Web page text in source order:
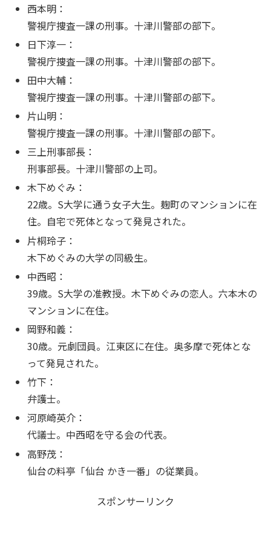
西本明：
警視庁捜査一課の刑事。十津川警部の部下。
日下淳一：
警視庁捜査一課の刑事。十津川警部の部下。
田中大輔：
警視庁捜査一課の刑事。十津川警部の部下。
片山明：
警視庁捜査一課の刑事。十津川警部の部下。
三上刑事部長：
刑事部長。十津川警部の上司。
木下めぐみ：
22歳。S大学に通う女子大生。麹町のマンションに在
住。自宅で死体となって発見された。
片桐玲子：
木下めぐみの大学の同級生。
中西昭：
39歳。S大学の准教授。木下めぐみの恋人。六本木の
マンションに在住。
岡野和義：
30歳。元劇団員。江東区に在住。奥多摩で死体とな
って発見された。
竹下：
弁護士。
河原崎英介：
代議士。中西昭を守る会の代表。
高野茂：
仙台の料亭「仙台 かき一番」の従業員。
スポンサーリンク